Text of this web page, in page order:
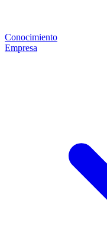
Conocimiento
Empresa